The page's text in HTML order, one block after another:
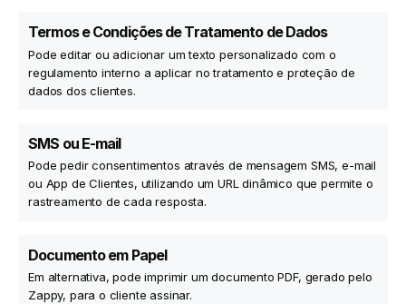
Termos e Condições de Tratamento de Dados
Pode editar ou adicionar um texto personalizado com o
regulamento interno a aplicar no tratamento e proteção de
dados dos clientes.
SMS ou E-mail
Pode pedir consentimentos através de mensagem SMS, e-mail
ou App de Clientes, utilizando um URL dinâmico que permite o
rastreamento de cada resposta.
Documento em Papel
Em alternativa, pode imprimir um documento PDF, gerado pelo
Zappy, para o cliente assinar.